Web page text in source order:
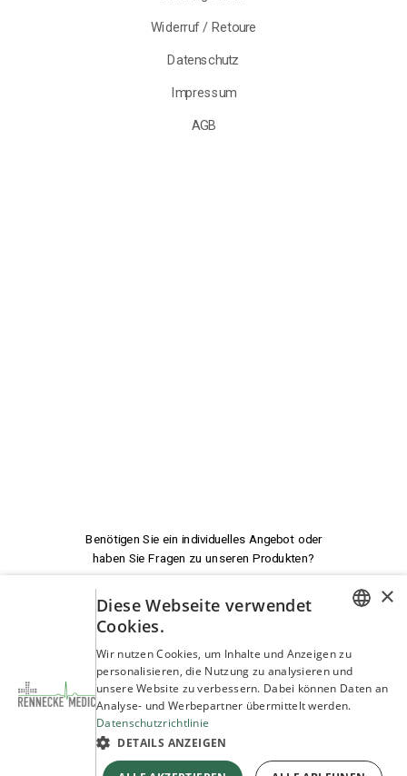
Widerruf / Retoure
Datenschutz
Impressum
AGB
Benötigen Sie ein individuelles Angebot oder
haben Sie Fragen zu unseren Produkten?
Wir beraten Sie!
service@rennecke-medic.com +49 1573 933272
ENGLISH
×
Diese Webseite verwendet
Cookies.
Wir nutzen Cookies, um Inhalte und Anzeigen zu
personalisieren, die Nutzung zu analysieren und
unsere Website zu verbessern. Dabei können Daten an
Analyse- und Werbepartner übermittelt werden.
Datenschutzrichtlinie
DETAILS ANZEIGEN